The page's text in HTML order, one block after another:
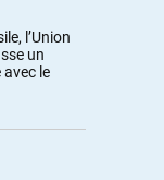
l’Union
un
le